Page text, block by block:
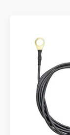
Produkt je